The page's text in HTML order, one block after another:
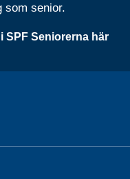
som senior.
SPF Seniorerna här